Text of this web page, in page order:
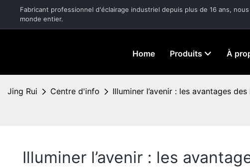
Fabricant professionnel d'éclairage industriel depuis plus de 16 ans,
monde entier.
Home Produits À
Jing Rui Centre d'info Illuminer l’avenir : les avantages
Illuminer l’avenir : les